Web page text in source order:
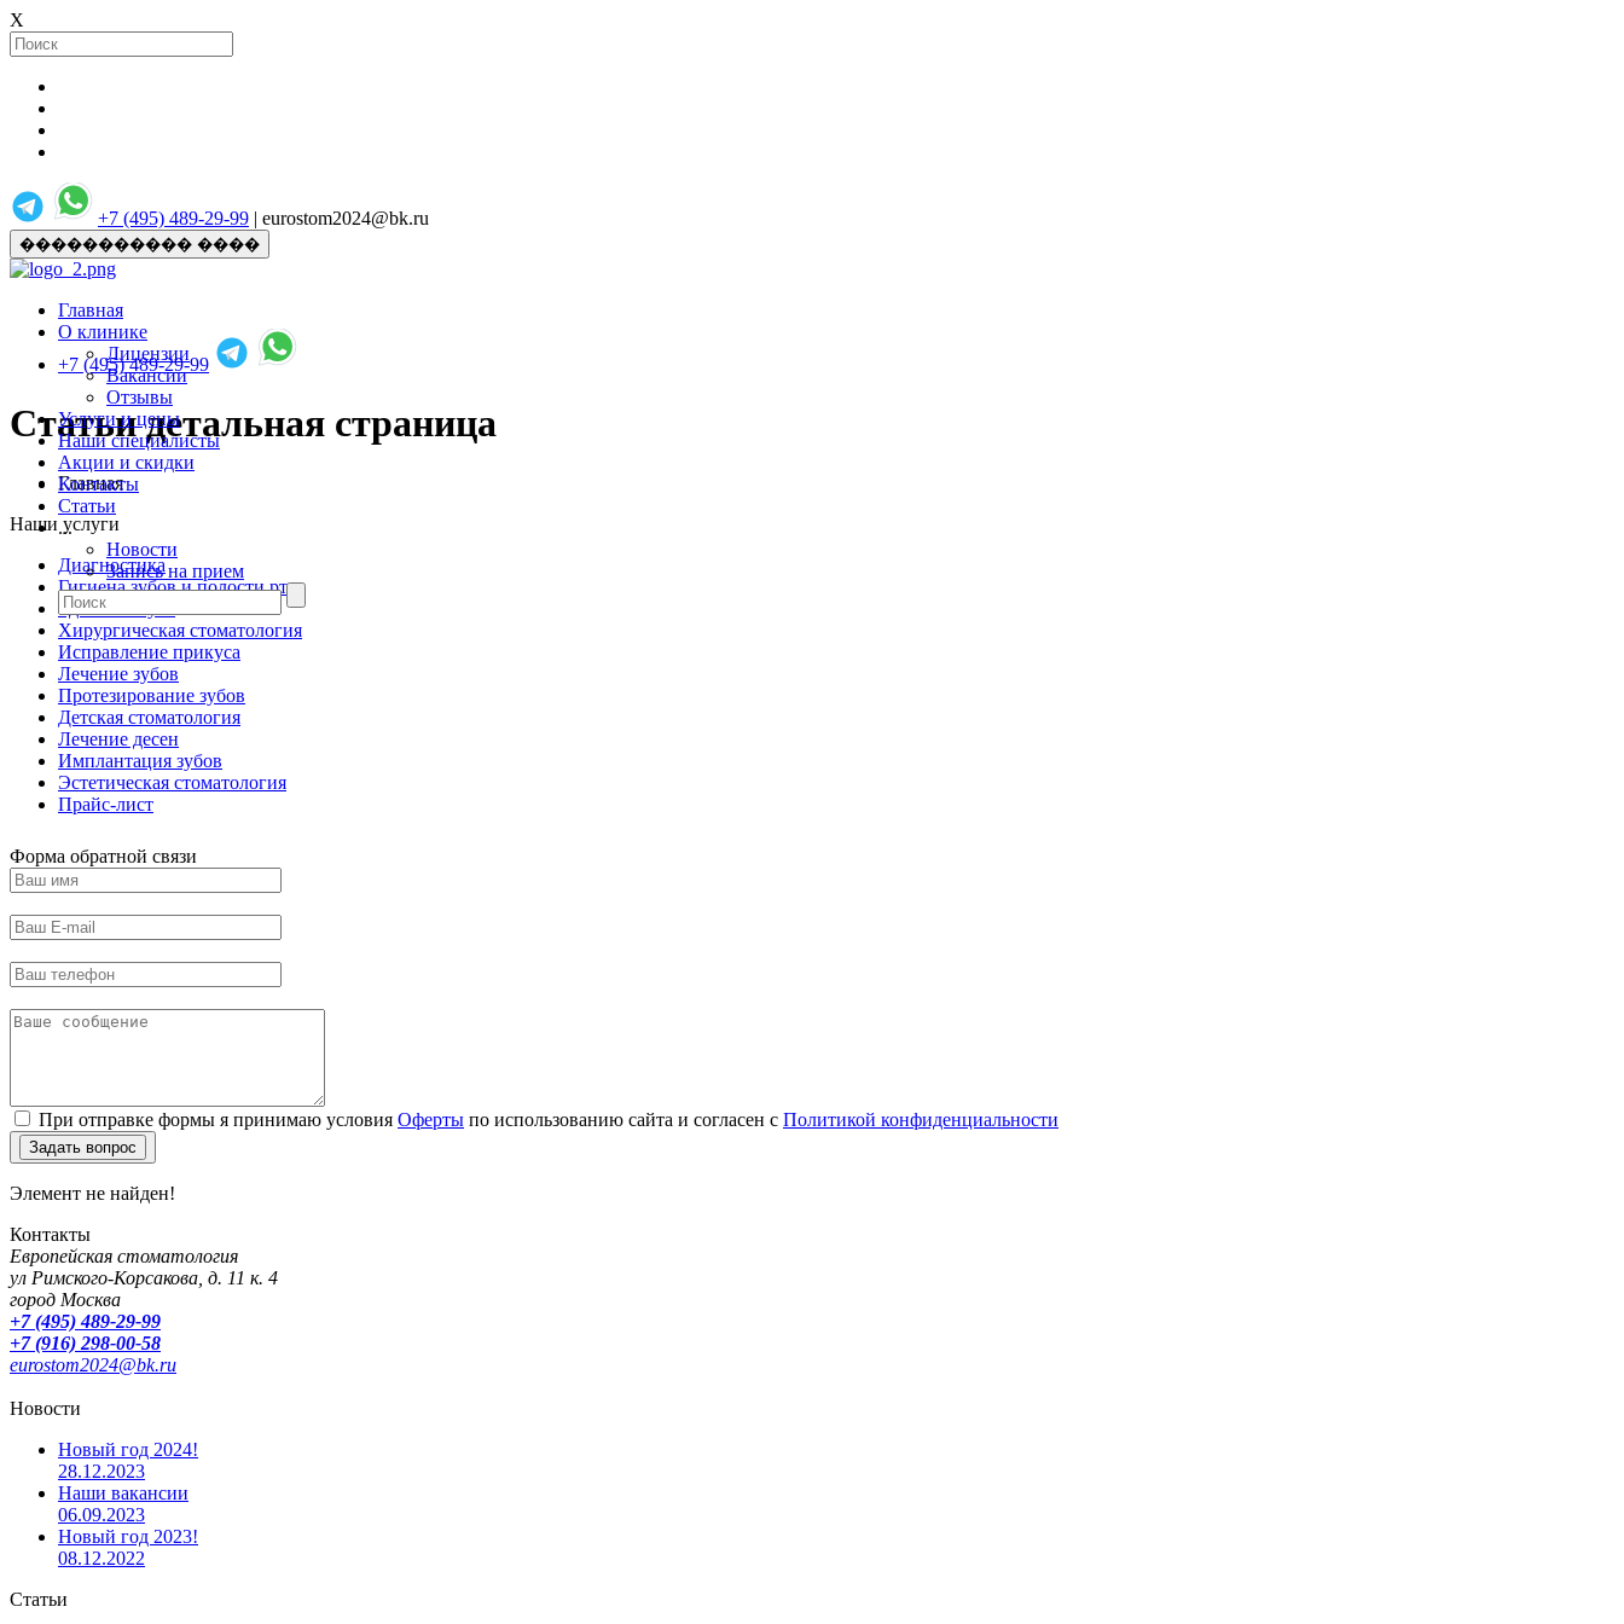
X
+7 (495) 489-29-99 | eurostom2024@bk.ru
����������� ����
Главная
О клинике
Лицензии
Вакансии
Отзывы
Услуги и цены
Наши специалисты
Акции и скидки
Контакты
Статьи
...
Новости
Запись на прием
+7 (495) 489-29-99
Статьи детальная страница
Главная
Наши услуги
Диагностика
Гигиена зубов и полости рта
Удаление зуба
Хирургическая стоматология
Исправление прикуса
Лечение зубов
Протезирование зубов
Детская стоматология
Лечение десен
Имплантация зубов
Эстетическая стоматология
Прайс-лист
Форма обратной связи
При отправке формы я принимаю условия Оферты по использованию сайта и согласен с Политикой конфиденциальности
Элемент не найден!
Контакты
Европейская стоматология
ул Римского-Корсакова, д. 11 к. 4
город Москва
+7 (495) 489-29-99
+7 (916) 298-00-58
eurostom2024@bk.ru
Новости
Новый год 2024!
28.12.2023
Наши вакансии
06.09.2023
Новый год 2023!
08.12.2022
Статьи